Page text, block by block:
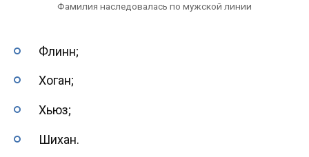
Фамилия наследовалась по мужской линии
Флинн;
Хоган;
Хьюз;
Шихан.